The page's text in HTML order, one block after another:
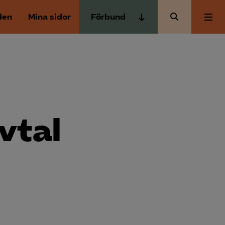
Mina sidor Förbund